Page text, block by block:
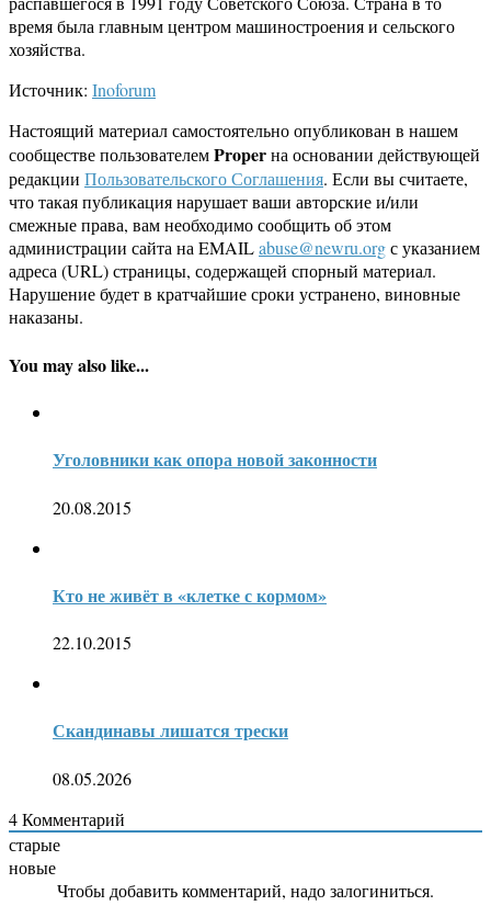
время была главным центром машиностроения и сельского
хозяйства.
Источник: Inoforum
Настоящий материал самостоятельно опубликован в нашем
сообществе пользователемProperна основании действующей
редакции Пользовательского Соглашения. Если вы считаете,
что такая публикация нарушает ваши авторские и/или
смежные права, вам необходимо сообщить об этом
администрации сайта на EMAILabuse@newru.orgс указанием
адреса (URL) страницы, содержащей спорный материал.
Нарушение будет в кратчайшие сроки устранено, виновные
наказаны.
You may also like...
Уголовники как опора новой законности
20.08.2015
Кто не живёт в «клетке с кормом»
22.10.2015
Скандинавы лишатся трески
08.05.2026
4Комментарий
старые
новые
Чтобы добавить комментарий, надо залогиниться.